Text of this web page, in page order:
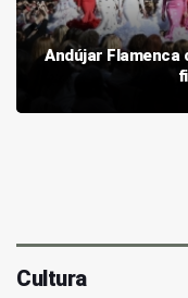
Andújar Flamenca
Cultura